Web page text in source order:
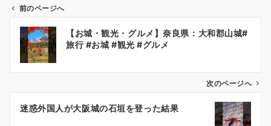
ビ
前のページへ
【お城・観光・グルメ】奈良県：大和郡山城#
旅行 #お城 #観光 #グルメ
次のページへ
迷惑外国人が大阪城の石垣を登った結果